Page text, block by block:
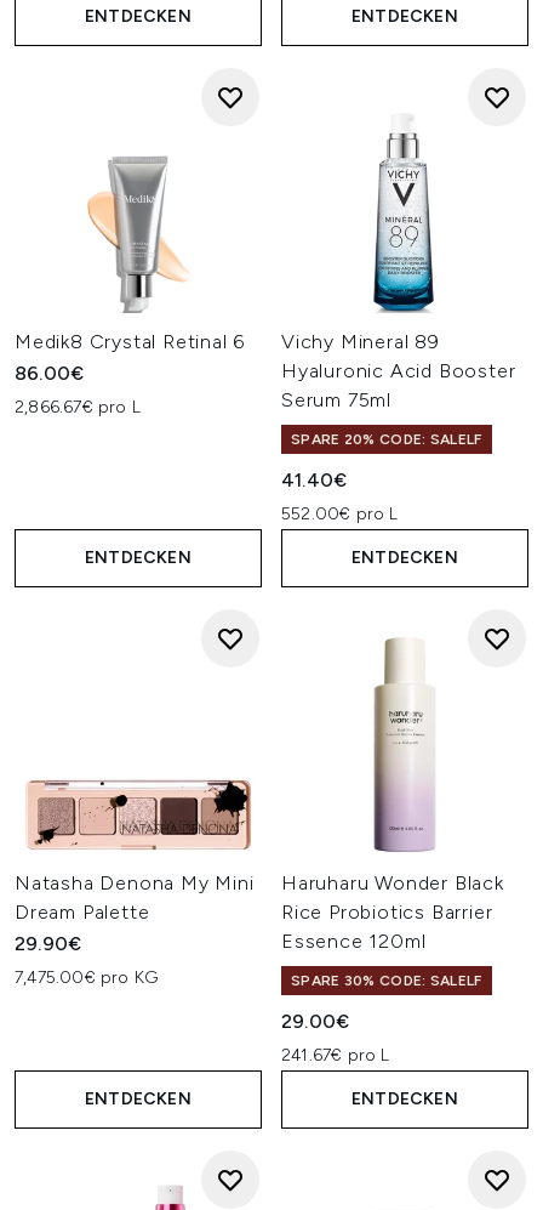
ENTDECKEN ENTDECKEN
Medik8 Crystal Retinal 6
86.00€
2,866.67€ pro L
ENTDECKEN
Vichy Mineral 89
Hyaluronic Acid Booster
Serum 75ml
SPARE 20% CODE: SALELF
41.40€
552.00€ pro L
ENTDECKEN
Natasha Denona My Mini
Dream Palette
29.90€
7,475.00€ pro KG
ENTDECKEN
Haruharu Wonder Black
Rice Probiotics Barrier
Essence 120ml
SPARE 30% CODE: SALELF
29.00€
241.67€ pro L
ENTDECKEN